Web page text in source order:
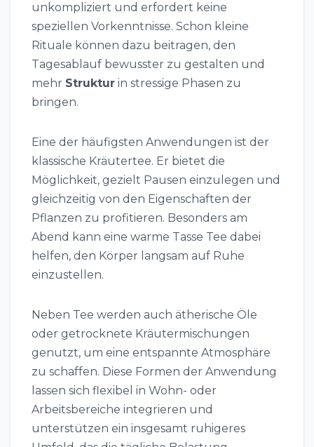
unkompliziert und erfordert keine
speziellen Vorkenntnisse. Schon kleine
Rituale können dazu beitragen, den
Tagesablauf bewusster zu gestalten und
mehr Struktur in stressige Phasen zu
bringen.
Eine der häufigsten Anwendungen ist der
klassische Kräutertee. Er bietet die
Möglichkeit, gezielt Pausen einzulegen und
gleichzeitig von den Eigenschaften der
Pflanzen zu profitieren. Besonders am
Abend kann eine warme Tasse Tee dabei
helfen, den Körper langsam auf Ruhe
einzustellen.
Neben Tee werden auch ätherische Öle
oder getrocknete Kräutermischungen
genutzt, um eine entspannte Atmosphäre
zu schaffen. Diese Formen der Anwendung
lassen sich flexibel in Wohn- oder
Arbeitsbereiche integrieren und
unterstützen ein insgesamt ruhigeres